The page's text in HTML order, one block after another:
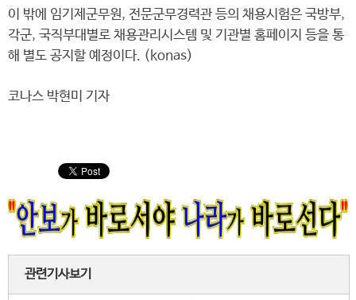
이 밖에 임기제군무원, 전문군무경력관 등의 채용시험은 국방부,
각군, 국직부대별로 채용관리시스템 및 기관별 홈페이지 등을 통
해 별도 공지할 예정이다. (konas)
코나스 박현미 기자
관련기사보기